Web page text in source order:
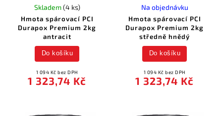
Hmota spárovací PCI
Durapox Premium 2kg
antracit
Skladem(4 ks)
1 094 Kč bez DPH
1 323,74 Kč
Do košíku
Hmota spárovací PCI
Durapox Premium 2kg
středně hnědý
Na objednávku
1 094 Kč bez DPH
1 323,74 Kč
Do košíku